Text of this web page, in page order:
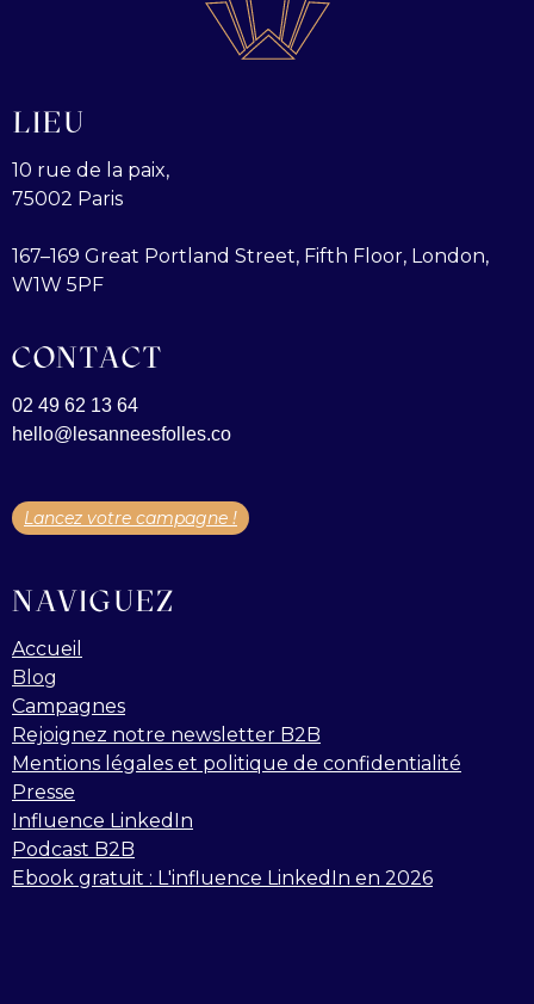
LIEU
10 rue de la paix,
75002 Paris
167–169 Great Portland Street, Fifth Floor, London,
W1W 5PF
CONTACT
02 49 62 13 64
hello@lesanneesfolles.co
Lancez votre campagne !
NAVIGUEZ
Accueil
Blog
Campagnes
Rejoignez notre newsletter B2B
Mentions légales et politique de confidentialité
Presse
Influence LinkedIn
Podcast B2B
Ebook gratuit : L'influence LinkedIn en 2026